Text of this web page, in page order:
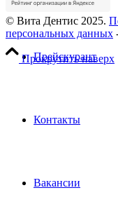
Прейскурант
Контакты
Вакансии
© Вита Дентис 2025.
персональных данных
Прокрутить наверх